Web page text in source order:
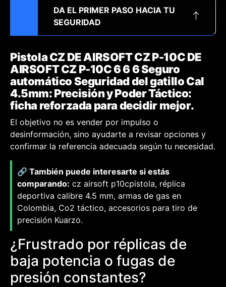
DA EL PRIMER PASO HACIA TU
SEGURIDAD
Pistola CZ DE AIRSOFT CZ P-10C DE
AIRSOFT CZ P-10C 6 6 6 Seguro
automático Seguridad del gatillo Cal
4.5mm: Precisión y Poder Táctico:
ficha reforzada para decidir mejor.
El objetivo no es vender por impulso o
desinformación, sino ayudarte a revisar opciones y
confirmar la referencia adecuada según tu necesidad.
🔗 También puede interesarte si estás
comparando: cz airsoft p10cpistola, réplica
deportiva calibre 4.5 mm, armas de gas en
Colombia, Co2 táctico, accesorios para tiro de
precisión Kuarzo.
¿Frustrado por réplicas de
baja potencia o fugas de
presión constantes?